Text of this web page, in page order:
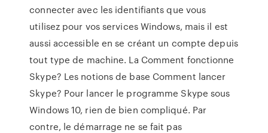
connecter avec les identifiants que vous
utilisez pour vos services Windows, mais il est
aussi accessible en se créant un compte depuis
tout type de machine. La Comment fonctionne
Skype? Les notions de base Comment lancer
Skype? Pour lancer le programme Skype sous
Windows 10, rien de bien compliqué. Par
contre, le démarrage ne se fait pas